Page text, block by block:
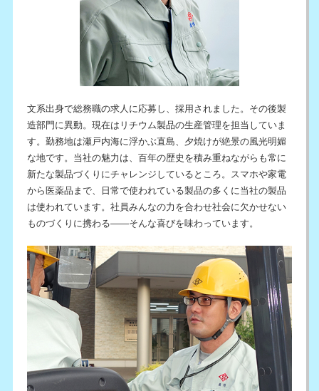
文系出身で総務職の求人に応募し、採用されました。その後製
造部門に異動。現在はリチウム製品の生産管理を担当していま
す。勤務地は瀬戸内海に浮かぶ直島、夕焼けが絶景の風光明媚
な地です。当社の魅力は、百年の歴史を積み重ねながらも常に
新たな製品づくりにチャレンジしているところ。スマホや家電
から医薬品まで、日常で使われている製品の多くに当社の製品
は使われています。社員みんなの力を合わせ社会に欠かせない
ものづくりに携わる――そんな喜びを味わっています。